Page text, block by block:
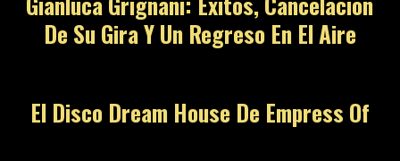
De Su Gira Y Un Regreso En El Aire
El Disco Dream House De Empress Of